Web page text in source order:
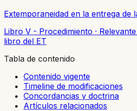
Extemporaneidad en la entrega de
Libro V - Procedimiento ·
libro del ET
Tabla de contenido
Contenido vigente
Timeline de modificaciones
Concordancias y doctrina
Artículos relacionados